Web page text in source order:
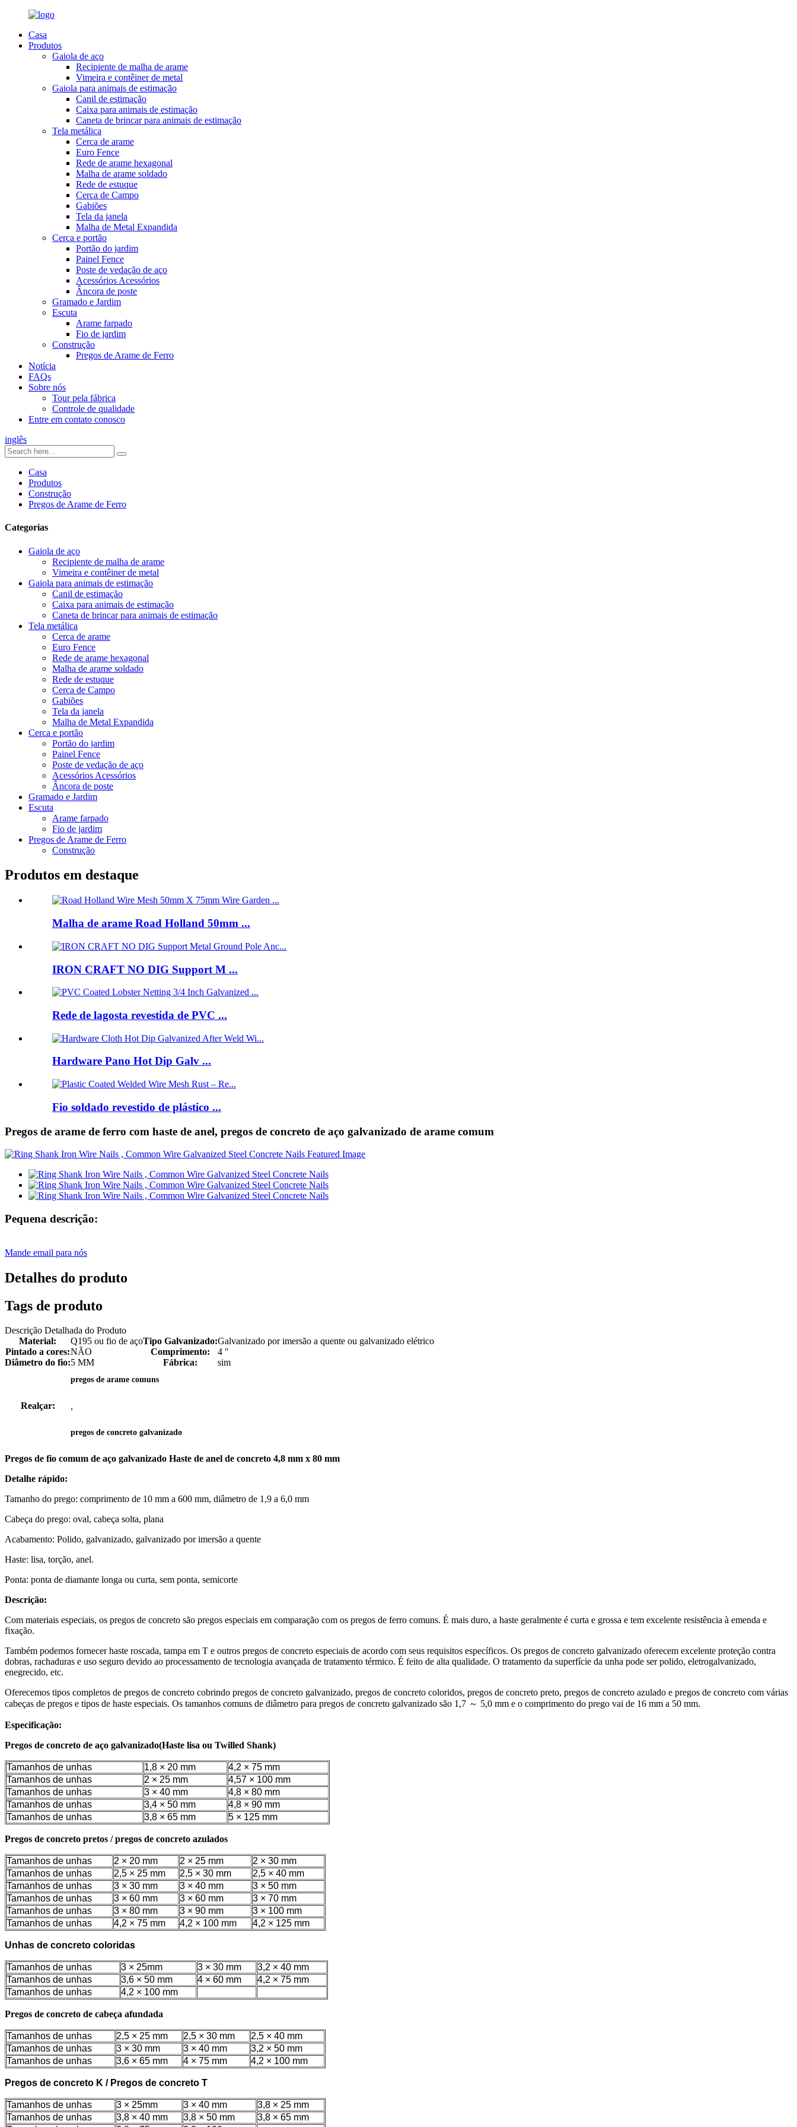
Casa
Produtos
Gaiola de aço
Recipiente de malha de arame
Vimeira e contêiner de metal
Gaiola para animais de estimação
Canil de estimação
Caixa para animais de estimação
Caneta de brincar para animais de estimação
Tela metálica
Cerca de arame
Euro Fence
Rede de arame hexagonal
Malha de arame soldado
Rede de estuque
Cerca de Campo
Gabiões
Tela da janela
Malha de Metal Expandida
Cerca e portão
Portão do jardim
Painel Fence
Poste de vedação de aço
Acessórios Acessórios
Âncora de poste
Gramado e Jardim
Escuta
Arame farpado
Fio de jardim
Construção
Pregos de Arame de Ferro
Notícia
FAQs
Sobre nós
Tour pela fábrica
Controle de qualidade
Entre em contato conosco
inglês
Casa
Produtos
Construção
Pregos de Arame de Ferro
Categorias
Gaiola de aço
Recipiente de malha de arame
Vimeira e contêiner de metal
Gaiola para animais de estimação
Canil de estimação
Caixa para animais de estimação
Caneta de brincar para animais de estimação
Tela metálica
Cerca de arame
Euro Fence
Rede de arame hexagonal
Malha de arame soldado
Rede de estuque
Cerca de Campo
Gabiões
Tela da janela
Malha de Metal Expandida
Cerca e portão
Portão do jardim
Painel Fence
Poste de vedação de aço
Acessórios Acessórios
Âncora de poste
Gramado e Jardim
Escuta
Arame farpado
Fio de jardim
Pregos de Arame de Ferro
Construção
Produtos em destaque
Malha de arame Road Holland 50mm ...
IRON CRAFT NO DIG Support M ...
Rede de lagosta revestida de PVC ...
Hardware Pano Hot Dip Galv ...
Fio soldado revestido de plástico ...
Pregos de arame de ferro com haste de anel, pregos de concreto de aço galvanizado de arame comum
Pequena descrição:
Mande email para nós
Detalhes do produto
Tags de produto
Descrição Detalhada do Produto
Material:
Q195 ou fio de açoTipo Galvanizado:Galvanizado por imersão a quente ou galvanizado elétrico
Pintado a cores:NÃO Comprimento:
4 ″
Diâmetro do fio:5 MM Fábrica: sim
Realçar:
pregos de arame comuns
,
pregos de concreto galvanizado
Pregos de fio comum de aço galvanizado Haste de anel de concreto 4,8 mm x 80 mm
Detalhe rápido:
Tamanho do prego: comprimento de 10 mm a 600 mm, diâmetro de 1,9 a 6,0 mm
Cabeça do prego: oval, cabeça solta, plana
Acabamento: Polido, galvanizado, galvanizado por imersão a quente
Haste: lisa, torção, anel.
Ponta: ponta de diamante longa ou curta, sem ponta, semicorte
Descrição:
Com materiais especiais, os pregos de concreto são pregos especiais em comparação com os pregos de ferro comuns. É mais duro, a haste geralmente é curta e grossa e tem excelente resistência à emenda e
fixação.
Também podemos fornecer haste roscada, tampa em T e outros pregos de concreto especiais de acordo com seus requisitos específicos. Os pregos de concreto galvanizado oferecem excelente proteção contra
dobras, rachaduras e uso seguro devido ao processamento de tecnologia avançada de tratamento térmico. É feito de alta qualidade. O tratamento da superfície da unha pode ser polido, eletrogalvanizado,
enegrecido, etc.
Oferecemos tipos completos de pregos de concreto cobrindo pregos de concreto galvanizado, pregos de concreto coloridos, pregos de concreto preto, pregos de concreto azulado e pregos de concreto com várias
cabeças de pregos e tipos de haste especiais. Os tamanhos comuns de diâmetro para pregos de concreto galvanizado são 1,7 ～ 5,0 mm e o comprimento do prego vai de 16 mm a 50 mm.
Especificação:
Pregos de concreto de aço galvanizado(Haste lisa ou Twilled Shank)
Tamanhos de unhas 1,8 × 20 mm
4,2 × 75 mm
Tamanhos de unhas
2 × 25 mm
4,57 × 100 mm
Tamanhos de unhas
3 × 40 mm
4,8 × 80 mm
Tamanhos de unhas
3,4 × 50 mm
4,8 × 90 mm
Tamanhos de unhas
3,8 × 65 mm 5 × 125 mm
Pregos de concreto pretos / pregos de concreto azulados
Tamanhos de unhas 2 × 20 mm 2 × 25 mm
2 × 30 mm
Tamanhos de unhas
2,5 × 25 mm 2,5 × 30 mm
2,5 × 40 mm
Tamanhos de unhas
3 × 30 mm 3 × 40 mm
3 × 50 mm
Tamanhos de unhas
3 × 60 mm 3 × 60 mm
3 × 70 mm
Tamanhos de unhas
3 × 80 mm 3 × 90 mm
3 × 100 mm
Tamanhos de unhas
4,2 × 75 mm 4,2 × 100 mm 4,2 × 125 mm
Unhas de concreto coloridas
Tamanhos de unhas 3 × 25mm 3 × 30 mm
3,2 × 40 mm
Tamanhos de unhas
3,6 × 50 mm 4 × 60 mm
4,2 × 75 mm
Tamanhos de unhas
4,2 × 100 mm
Pregos de concreto de cabeça afundada
Tamanhos de unhas 2,5 × 25 mm 2,5 × 30 mm
2,5 × 40 mm
Tamanhos de unhas
3 × 30 mm 3 × 40 mm
3,2 × 50 mm
Tamanhos de unhas
3,6 × 65 mm 4 × 75 mm 4,2 × 100 mm
Pregos de concreto K / Pregos de concreto T
Tamanhos de unhas 3 × 25mm 3 × 40 mm
3,8 × 25 mm
Tamanhos de unhas
3,8 × 40 mm 3,8 × 50 mm
3,8 × 65 mm